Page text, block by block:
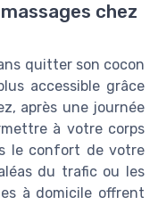
chez
quitter son cocon
accessible grâce
après une journée
à votre corps
le confort de votre
du trafic ou les
à domicile offrent